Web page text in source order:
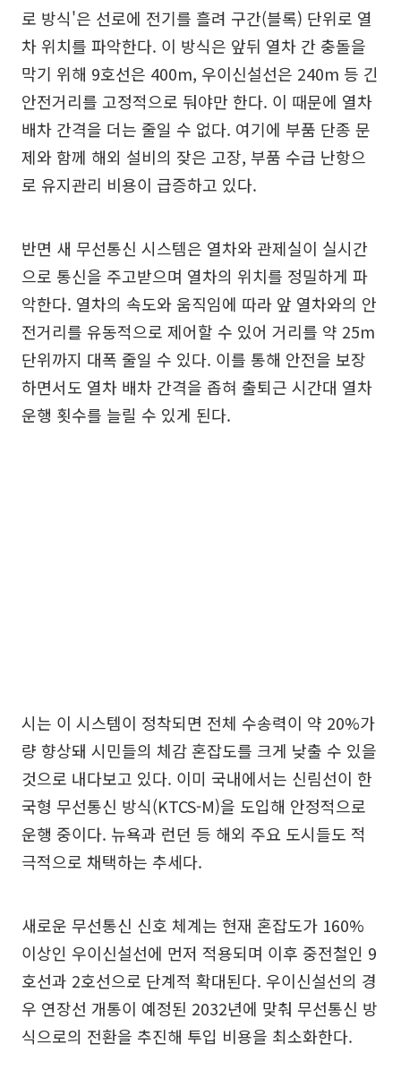
로 방식'은 선로에 전기를 흘려 구간(블록) 단위로 열
차 위치를 파악한다. 이 방식은 앞뒤 열차 간 충돌을
막기 위해 9호선은 400m, 우이신설선은 240m 등 긴
안전거리를 고정적으로 둬야만 한다. 이 때문에 열차
배차 간격을 더는 줄일 수 없다. 여기에 부품 단종 문
제와 함께 해외 설비의 잦은 고장, 부품 수급 난항으
로 유지관리 비용이 급증하고 있다.
반면 새 무선통신 시스템은 열차와 관제실이 실시간
으로 통신을 주고받으며 열차의 위치를 정밀하게 파
악한다. 열차의 속도와 움직임에 따라 앞 열차와의 안
전거리를 유동적으로 제어할 수 있어 거리를 약 25m
단위까지 대폭 줄일 수 있다. 이를 통해 안전을 보장
하면서도 열차 배차 간격을 좁혀 출퇴근 시간대 열차
운행 횟수를 늘릴 수 있게 된다.
시는 이 시스템이 정착되면 전체 수송력이 약 20%가
량 향상돼 시민들의 체감 혼잡도를 크게 낮출 수 있을
것으로 내다보고 있다. 이미 국내에서는 신림선이 한
국형 무선통신 방식(KTCS-M)을 도입해 안정적으로
운행 중이다. 뉴욕과 런던 등 해외 주요 도시들도 적
극적으로 채택하는 추세다.
새로운 무선통신 신호 체계는 현재 혼잡도가 160%
이상인 우이신설선에 먼저 적용되며 이후 중전철인 9
호선과 2호선으로 단계적 확대된다. 우이신설선의 경
우 연장선 개통이 예정된 2032년에 맞춰 무선통신 방
식으로의 전환을 추진해 투입 비용을 최소화한다.